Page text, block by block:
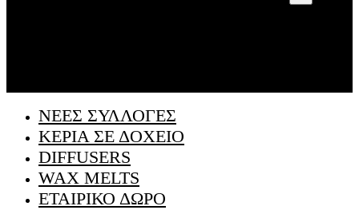
ΝΕΕΣ ΣΥΛΛΟΓΕΣ
ΚΕΡΙΑ ΣΕ ΔΟΧΕΙΟ
DIFFUSERS
WAX MELTS
ΕΤΑΙΡΙΚΟ ΔΩΡΟ